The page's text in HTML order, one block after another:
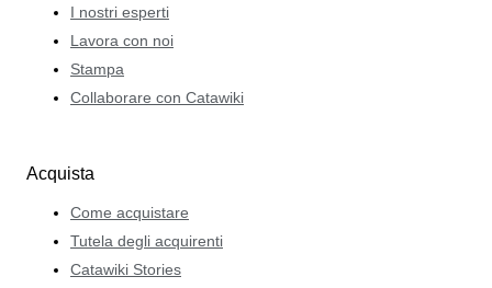
I nostri esperti
Lavora con noi
Stampa
Collaborare con Catawiki
Acquista
Come acquistare
Tutela degli acquirenti
Catawiki Stories